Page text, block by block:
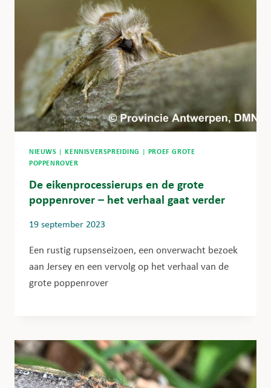
NIEUWS |KENNISVERSPREIDING | PROEF GROTE
POPPENROVER
De eikenprocessierups en de grote
poppenrover – het verhaal gaat verder
19 september 2023
Een rustig rupsenseizoen, een onverwacht bezoek
aan Jersey en een vervolg op het verhaal van de
grote poppenrover